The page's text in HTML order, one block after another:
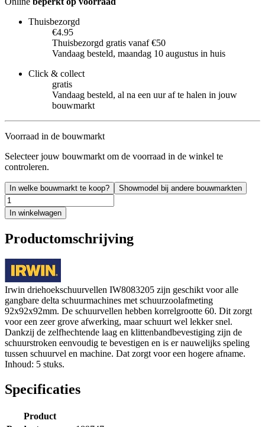
Thuisbezorgd
€4.95
Thuisbezorgd gratis vanaf €50
Vandaag besteld, maandag 10 augustus in huis
Click & collect
gratis
Vandaag besteld, al na een uur af te halen in jouw
bouwmarkt
Voorraad in de bouwmarkt
Selecteer jouw bouwmarkt om de voorraad in de winkel te
controleren.
In welke bouwmarkt te koop? Showmodel bij andere bouwmarkten
In winkelwagen
Productomschrijving
Irwin driehoekschuurvellen IW8083205 zijn geschikt voor alle
gangbare delta schuurmachines met schuurzoolafmeting
92x92x92mm. De schuurvellen hebben korrelgrootte 60. Dit zorgt
voor een zeer grove afwerking, maar schuurt wel lekker snel.
Dankzij de zelfhechtende laag en klittenbandbevestiging zijn de
schuurstroken eenvoudig te bevestigen en is er nauwelijks speling
tussen schuurvel en machine. Dat zorgt voor een hogere afname.
Inhoud: 5 stuks.
Specificaties
Product